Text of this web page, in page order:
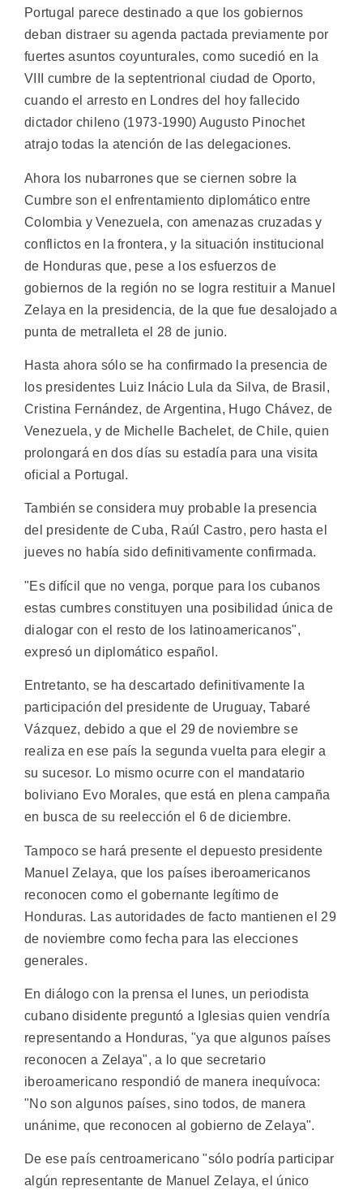
Portugal parece destinado a que los gobiernos
deban distraer su agenda pactada previamente por
fuertes asuntos coyunturales, como sucedió en la
VIII cumbre de la septentrional ciudad de Oporto,
cuando el arresto en Londres del hoy fallecido
dictador chileno (1973-1990) Augusto Pinochet
atrajo todas la atención de las delegaciones.
Ahora los nubarrones que se ciernen sobre la
Cumbre son el enfrentamiento diplomático entre
Colombia y Venezuela, con amenazas cruzadas y
conflictos en la frontera, y la situación institucional
de Honduras que, pese a los esfuerzos de
gobiernos de la región no se logra restituir a Manuel
Zelaya en la presidencia, de la que fue desalojado a
punta de metralleta el 28 de junio.
Hasta ahora sólo se ha confirmado la presencia de
los presidentes Luiz Inácio Lula da Silva, de Brasil,
Cristina Fernández, de Argentina, Hugo Chávez, de
Venezuela, y de Michelle Bachelet, de Chile, quien
prolongará en dos días su estadía para una visita
oficial a Portugal.
También se considera muy probable la presencia
del presidente de Cuba, Raúl Castro, pero hasta el
jueves no había sido definitivamente confirmada.
"Es difícil que no venga, porque para los cubanos
estas cumbres constituyen una posibilidad única de
dialogar con el resto de los latinoamericanos",
expresó un diplomático español.
Entretanto, se ha descartado definitivamente la
participación del presidente de Uruguay, Tabaré
Vázquez, debido a que el 29 de noviembre se
realiza en ese país la segunda vuelta para elegir a
su sucesor. Lo mismo ocurre con el mandatario
boliviano Evo Morales, que está en plena campaña
en busca de su reelección el 6 de diciembre.
Tampoco se hará presente el depuesto presidente
Manuel Zelaya, que los países iberoamericanos
reconocen como el gobernante legítimo de
Honduras. Las autoridades de facto mantienen el 29
de noviembre como fecha para las elecciones
generales.
En diálogo con la prensa el lunes, un periodista
cubano disidente preguntó a Iglesias quien vendría
representando a Honduras, "ya que algunos países
reconocen a Zelaya", a lo que secretario
iberoamericano respondió de manera inequívoca:
"No son algunos países, sino todos, de manera
unánime, que reconocen al gobierno de Zelaya".
De ese país centroamericano "sólo podría participar
algún representante de Manuel Zelaya, el único